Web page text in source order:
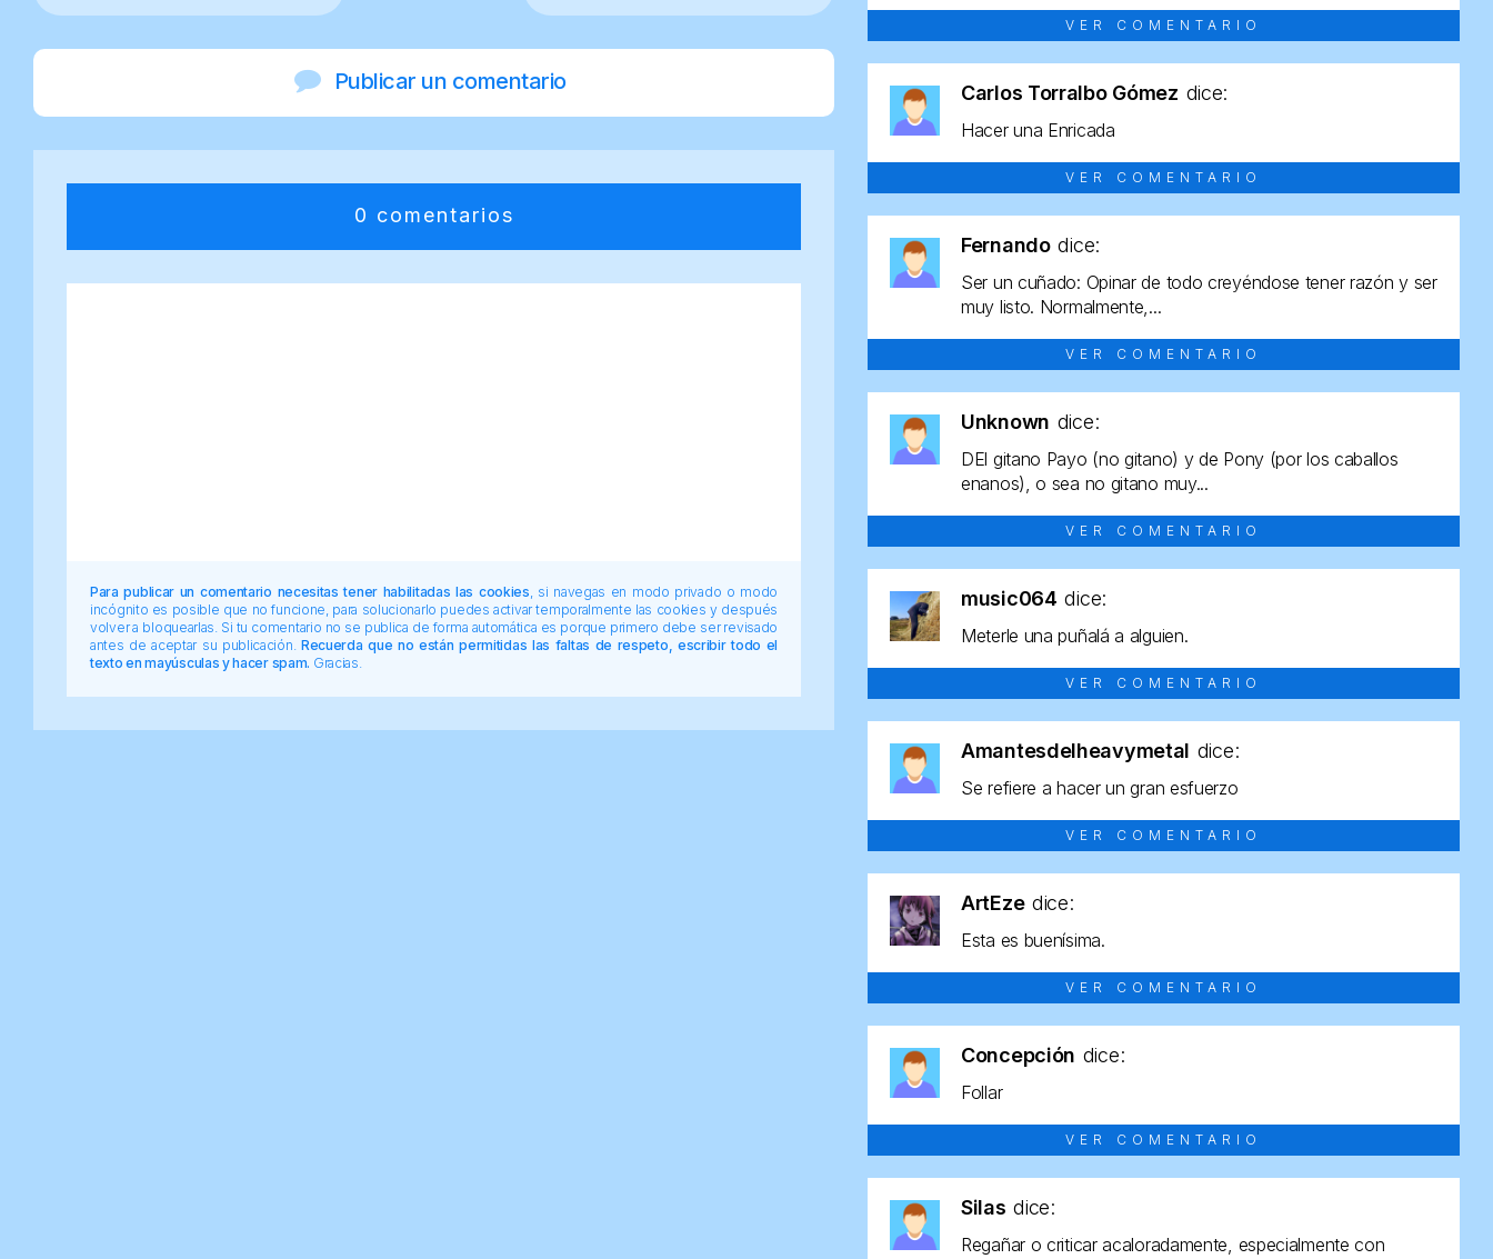
Publicar un comentario
0 comentarios
Para publicar un comentario necesitas tener habilitadas las cookies , si navegas en modo privado o modo
incógnito es posible que no funcione, para solucionarlo puedes activar temporalmente las cookies y después
volver a bloquearlas. Si tu comentario no se publica de forma automática es porque primero debe ser revisado
antes de aceptar su publicación. Recuerda que no están permitidas las faltas de respeto, escribir todo el
texto en mayúsculas y hacer spam. Gracias.
VER COMENTARIO
Carlos Torralbo Gómez dice:
Hacer una Enricada
VER COMENTARIO
Fernando dice:
Ser un cuñado: Opinar de todo creyéndose tener razón y ser
muy listo. Normalmente,...
VER COMENTARIO
Unknown dice:
DEl gitano Payo (no gitano) y de Pony (por los caballos
enanos), o sea no gitano muy...
VER COMENTARIO
music064 dice:
Meterle una puñalá a alguien.
VER COMENTARIO
Amantesdelheavymetal dice:
Se refiere a hacer un gran esfuerzo
VER COMENTARIO
ArtEze dice:
Esta es buenísima.
VER COMENTARIO
Concepción dice:
Follar
VER COMENTARIO
Silas dice:
Regañar o criticar acaloradamente, especialmente con